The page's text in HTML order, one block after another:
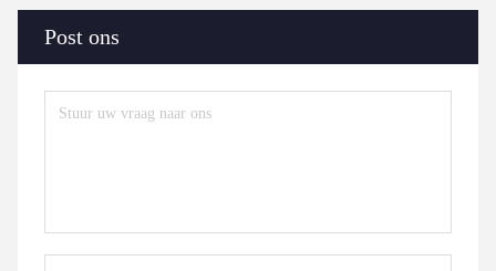
Post ons